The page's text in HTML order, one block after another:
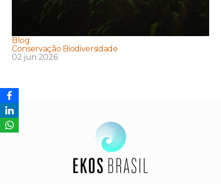
Blog
Conservação Biodiversidade
02 jun 2026